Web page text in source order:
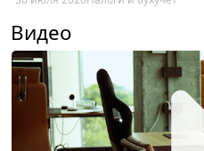
Видео